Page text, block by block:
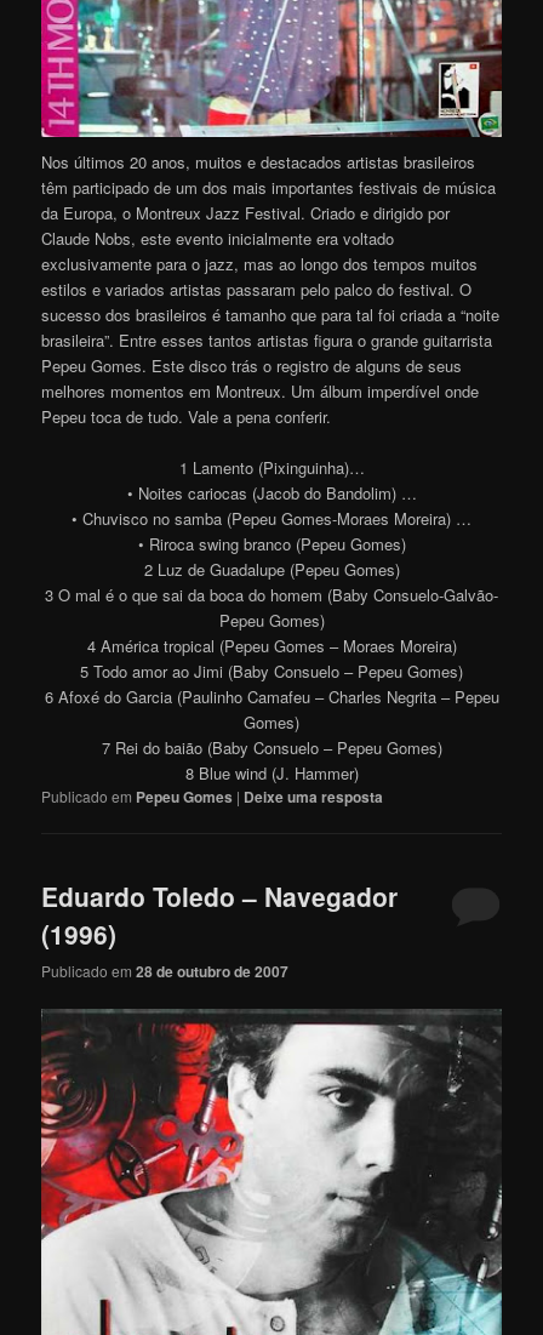
Nos últimos 20 anos, muitos e destacados artistas brasileiros
têm participado de um dos mais importantes festivais de música
da Europa, o Montreux Jazz Festival. Criado e dirigido por
Claude Nobs, este evento inicialmente era voltado
exclusivamente para o jazz, mas ao longo dos tempos muitos
estilos e variados artistas passaram pelo palco do festival. O
sucesso dos brasileiros é tamanho que para tal foi criada a “noite
brasileira”. Entre esses tantos artistas figura o grande guitarrista
Pepeu Gomes. Este disco trás o registro de alguns de seus
melhores momentos em Montreux. Um álbum imperdível onde
Pepeu toca de tudo. Vale a pena conferir.
1 Lamento (Pixinguinha)…
• Noites cariocas (Jacob do Bandolim) …
• Chuvisco no samba (Pepeu Gomes-Moraes Moreira) …
• Riroca swing branco (Pepeu Gomes)
2 Luz de Guadalupe (Pepeu Gomes)
3 O mal é o que sai da boca do homem (Baby Consuelo-Galvão-
Pepeu Gomes)
4 América tropical (Pepeu Gomes – Moraes Moreira)
5 Todo amor ao Jimi (Baby Consuelo – Pepeu Gomes)
6 Afoxé do Garcia (Paulinho Camafeu – Charles Negrita – Pepeu
Gomes)
7 Rei do baião (Baby Consuelo – Pepeu Gomes)
8 Blue wind (J. Hammer)
Publicado em Pepeu Gomes | Deixe uma resposta
Eduardo Toledo – Navegador
(1996)
Publicado em28 de outubro de 2007